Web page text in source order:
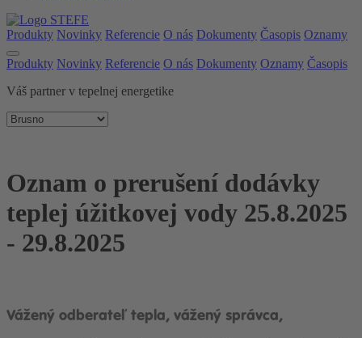
Produkty Novinky Referencie O nás Dokumenty Časopis Oznamy
Produkty Novinky Referencie O nás Dokumenty Oznamy Časopis
Váš partner v tepelnej energetike
Oznam o prerušení dodávky
teplej úžitkovej vody 25.8.2025
- 29.8.2025
Vážený odberateľ tepla, vážený správca,